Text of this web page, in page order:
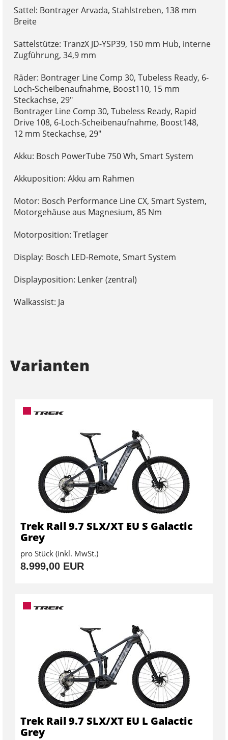
Sattel: Bontrager Arvada, Stahlstreben, 138 mm
Breite
Sattelstütze: TranzX JD-YSP39, 150 mm Hub, interne
Zugführung, 34,9 mm
Räder: Bontrager Line Comp 30, Tubeless Ready, 6-
Loch-Scheibenaufnahme, Boost110, 15 mm
Steckachse, 29"
Bontrager Line Comp 30, Tubeless Ready, Rapid
Drive 108, 6-Loch-Scheibenaufnahme, Boost148,
12 mm Steckachse, 29"
Akku: Bosch PowerTube 750 Wh, Smart System
Akkuposition: Akku am Rahmen
Motor: Bosch Performance Line CX, Smart System,
Motorgehäuse aus Magnesium, 85 Nm
Motorposition: Tretlager
Display: Bosch LED-Remote, Smart System
Displayposition: Lenker (zentral)
Walkassist: Ja
Varianten
Trek Rail 9.7 SLX/XT EU S Galactic
Grey
pro Stück (inkl. MwSt.)
8.999,00 EUR
Trek Rail 9.7 SLX/XT EU L Galactic
Grey